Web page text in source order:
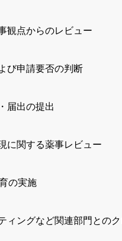
観点からのレビュー
び申請要否の判断
届出の提出
に関する薬事レビュー
の実施
ィングなど関連部門との